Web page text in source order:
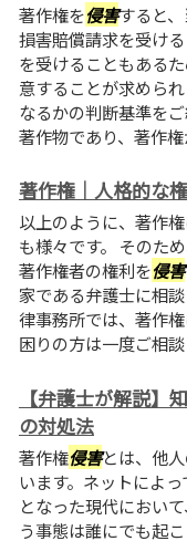
著作権を侵害すると
損害賠償請求を受け
を受けることもある
意することが求めら
なるかの判断基準を
著作物であり、著作
著作権｜人格的な
以上のように、著作
も様々です。 そのた
著作権者の権利を侵害
家である弁護士に相
律事務所では、著作
困りの方は一度ご相談
【弁護士が解説】
の対処法
著作権侵害とは、他
います。ネットによ
となった現代におい
う事態は誰にでも起